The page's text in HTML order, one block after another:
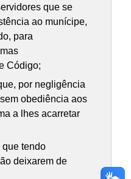
que se
ao munícipe,
para
Código;
por negligência
obediência aos
a lhes acarretar
que tendo
deixarem de